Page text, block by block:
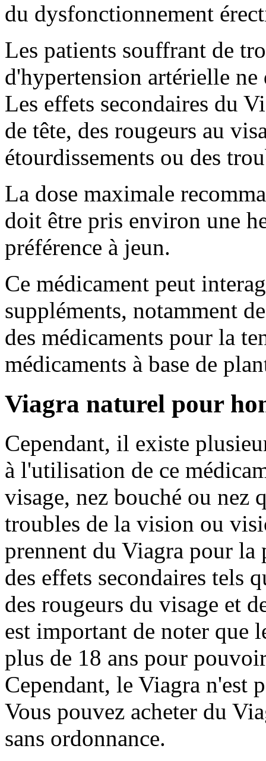
du dysfonctionnement
Les patients souffrant de
d'hypertension artérielle
Les effets secondaires du
de tête, des rougeurs au
étourdissements ou des
La dose maximale
doit être pris environ une
préférence à jeun.
Ce médicament peut
suppléments, notamment
des médicaments pour la
médicaments à base de
Viagra naturel pour
Cependant, il existe
à l'utilisation de ce
visage, nez bouché ou nez
troubles de la vision ou
prennent du Viagra pour la
des effets secondaires tels
des rougeurs du visage et
est important de noter que
plus de 18 ans pour
Cependant, le Viagra n'est
Vous pouvez acheter du
sans ordonnance.